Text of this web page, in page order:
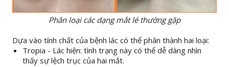
Phân loại các dạng mắt lé thường gặp
Dựa vào tính chất của bệnh lác có thể phân thành hai loại:
Tropia - Lác hiện: tình trạng này có thể dễ dàng nhìn
thấy sự lệch trục của hai mắt.